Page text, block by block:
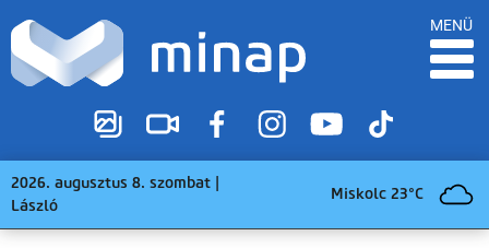
MENÜ
2026. augusztus 8. szombat |
László
Miskolc 23°C